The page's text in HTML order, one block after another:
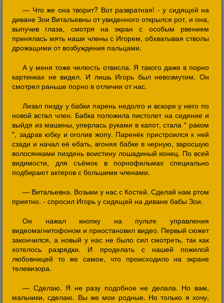
— Что же она творит? Вот развратная! - у сидящей на
диване Зои Витальевны от увиденного открылся рот, и она,
выпучив глаза, смотря на экран с особым рвением
принялась мять наши члены с Игорем, обхватывая стволы
дрожащими от возбуждения пальцами.
А у меня тоже челюсть отвисла. Я такого даже в порно
картинках не видел. И лишь Игорь был невозмутим. Он
смотрел раньше порно в отличии от нас.
Лизал пизду у бабки парень недолго и вскоре у него по
новой встал член. Бабка положила пистолет на сидение и
выйдя из машины, уперлась руками в капот, стала " раком
", задрав юбку и оголив жопу. Паренёк пристроился к ней
сзади и начал её ебать, вгоняя бабке в черную, заросшую
волосянками пиздень воистину лошадиный конец. По всей
видимости, для съёмок в порнофильмах специально
подбирают актеров с большими членами.
— Витальевна. Возьми у нас с Костей. Сделай нам ртом
приятно. - спросил Игорь у сидящей на диване бабы Зои.
Он нажал кнопку на пульте управления
видеомагнитофоном и приостановил видео. Первый сюжет
закончился, а новый у нас не было сил смотреть, так как
хотелось разрядки. И проделать с нашей пожилой
любовницей то же самое, что происходило на экране
телевизора.
— Сделаю. Я не разу подобное не делала. Но вам,
мальчики, сделаю. Вы же мои родные. Но только я хочу,